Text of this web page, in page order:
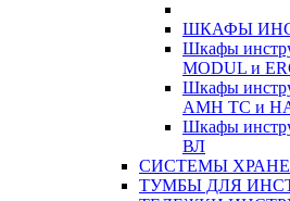
ШКАФЫ
Шкафы
MODUL и
Шкафы
АМН ТС и
Шкафы
ВЛ
СИСТЕМЫ
ТУМБЫ ДЛЯ